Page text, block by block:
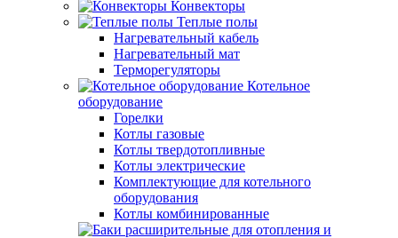
Конвекторы
Теплые полы
Нагревательный кабель
Нагревательный мат
Терморегуляторы
Котельное
оборудование
Горелки
Котлы газовые
Котлы твердотопливные
Котлы электрические
Комплектующие для котельного
оборудования
Котлы комбинированные